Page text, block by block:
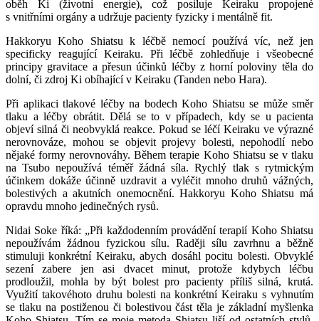
oběh Ki (životní energie), což posiluje Keiraku propojené
s vnitřními orgány a udržuje pacienty fyzicky i mentálně fit.
Hakkoryu Koho Shiatsu k léčbě nemocí používá víc, než jen
specificky reagující Keiraku. Při léčbě zohledňuje i všeobecné
principy gravitace a přesun účinků léčby z horní poloviny těla do
dolní, či zdroj Ki obíhající v Keiraku (Tanden nebo Hara).
Při aplikaci tlakové léčby na bodech Koho Shiatsu se může směr
tlaku a léčby obrátit. Dělá se to v případech, kdy se u pacienta
objeví silná či neobvyklá reakce. Pokud se léčí Keiraku ve výrazné
nerovnováze, mohou se objevit projevy bolesti, nepohodlí nebo
nějaké formy nerovnováhy. Během terapie Koho Shiatsu se v tlaku
na Tsubo nepoužívá téměř žádná síla. Rychlý tlak s rytmickým
účinkem dokáže účinně uzdravit a vyléčit mnoho druhů vážných,
bolestivých a akutních onemocnění. Hakkoryu Koho Shiatsu má
opravdu mnoho jedinečných rysů.
Nidai Soke říká: „Při každodenním provádění terapií Koho Shiatsu
nepoužívám žádnou fyzickou sílu. Raději sílu zavrhnu a běžně
stimuluji konkrétní Keiraku, abych dosáhl pocitu bolesti. Obvyklé
sezení zabere jen asi dvacet minut, protože kdybych léčbu
prodloužil, mohla by být bolest pro pacienty příliš silná, krutá.
Využití takovéhoto druhu bolesti na konkrétní Keiraku s vyhnutím
se tlaku na postiženou či bolestivou část těla je základní myšlenka